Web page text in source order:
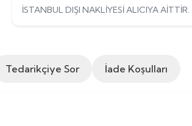
İSTANBUL DIŞI NAKLİYESİ ALICIYA AİTTİR.
Tedarikçiye Sor İade Koşulları